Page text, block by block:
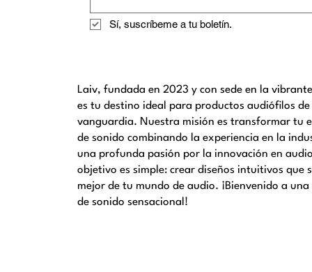
Sí, suscríbeme a tu boletín.
Laiv, fundada en 2023 y con sede en la
es tu destino ideal para productos audiófilos de
vanguardia. Nuestra misión es transformar tu
de sonido combinando la experiencia en la
una profunda pasión por la innovación en
objetivo es simple: crear diseños intuitivos que
mejor de tu mundo de audio. ¡Bienvenido a una
de sonido sensacional!